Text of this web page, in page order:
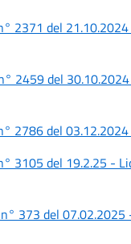
2371 del
2459 del
2786 del 03.12.2024
3105 del 19.2.25 -
373 del 07.02.2025